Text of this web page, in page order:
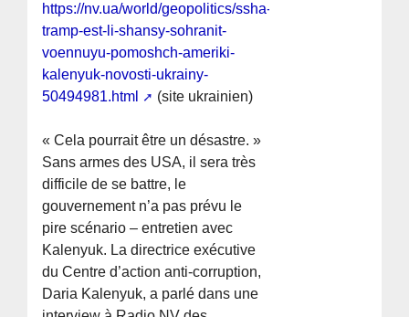
https://nv.ua/world/geopolitics/ssha-
tramp-est-li-shansy-sohranit-
voennuyu-pomoshch-ameriki-
kalenyuk-novosti-ukrainy-
50494981.html
(site ukrainien)
« Cela pourrait être un désastre. »
Sans armes des USA, il sera très
difficile de se battre, le
gouvernement n’a pas prévu le
pire scénario – entretien avec
Kalenyuk. La directrice exécutive
du Centre d’action anti-corruption,
Daria Kalenyuk, a parlé dans une